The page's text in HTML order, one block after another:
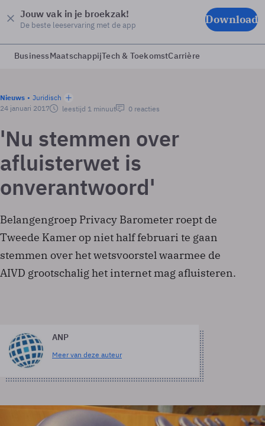
Jouw vak in je broekzak!
De beste leeservaring met de app Download
BusinessMaatschappijTech & ToekomstCarrière
Nieuws
Juridisch
24 januari 2017
leestijd 1 minuut 0 reacties
'Nu stemmen over
afluisterwet is
onverantwoord'
Belangengroep Privacy Barometer roept de
Tweede Kamer op niet half februari te gaan
stemmen over het wetsvoorstel waarmee de
AIVD grootschalig het internet mag afluisteren.
ANP
Meer van deze auteur